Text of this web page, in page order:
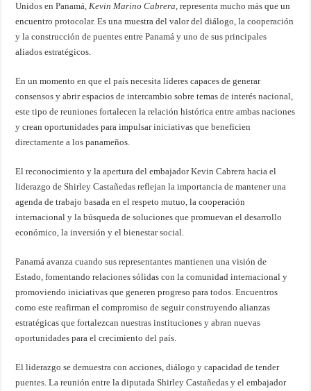
Unidos en Panamá,Kevin Marino Cabrera, representa mucho más que un
encuentro protocolar. Es una muestra del valor del diálogo, la cooperación
y la construcción de puentes entre Panamá y uno de sus principales
aliados estratégicos.
En un momento en que el país necesita líderes capaces de generar
consensos y abrir espacios de intercambio sobre temas de interés nacional,
este tipo de reuniones fortalecen la relación histórica entre ambas naciones
y crean oportunidades para impulsar iniciativas que beneficien
directamente a los panameños.
El reconocimiento y la apertura del embajador Kevin Cabrera hacia el
liderazgo de Shirley Castañedas reflejan la importancia de mantener una
agenda de trabajo basada en el respeto mutuo, la cooperación
internacional y la búsqueda de soluciones que promuevan el desarrollo
económico, la inversión y el bienestar social.
Panamá avanza cuando sus representantes mantienen una visión de
Estado, fomentando relaciones sólidas con la comunidad internacional y
promoviendo iniciativas que generen progreso para todos. Encuentros
como este reafirman el compromiso de seguir construyendo alianzas
estratégicas que fortalezcan nuestras instituciones y abran nuevas
oportunidades para el crecimiento del país.
El liderazgo se demuestra con acciones, diálogo y capacidad de tender
puentes. La reunión entre la diputada Shirley Castañedas y el embajador